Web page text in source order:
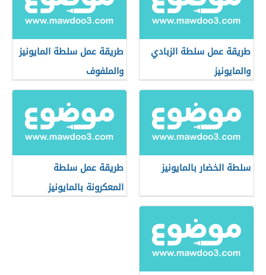
طريقة عمل سلطة الزبادي
والمايونيز
طريقة عمل سلطة المايونيز
والملفوف
سلطة الخضار بالمايونيز
طريقة عمل سلطة
المعكرونة بالمايونيز